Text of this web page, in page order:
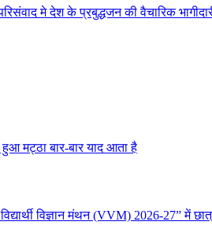
मे देश के प्रबुद्धजन की वैचारिक
मट्ठा बार-बार याद आता है
“विद्यार्थी विज्ञान मंथन (VVM) 2026-27”